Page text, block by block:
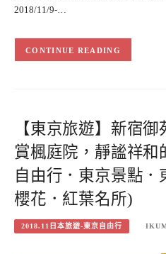
2018/11/9-…
CONTINUE READING
【東京旅遊】新宿
賞楓庭院，靜謐祥和
自由行．東京景點
櫻花．紅葉名所)
2018.11日本旅遊-東京自由行